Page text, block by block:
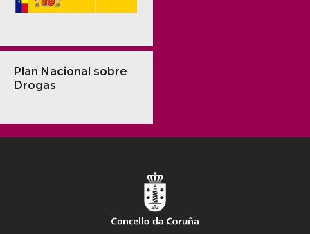
Plan Nacional sobre
Drogas